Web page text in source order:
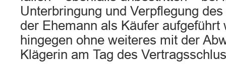
Unterbringung und Verpflegung
der Ehemann als Käufer aufgeführt
hingegen ohne weiteres mit der
Klägerin am Tag des